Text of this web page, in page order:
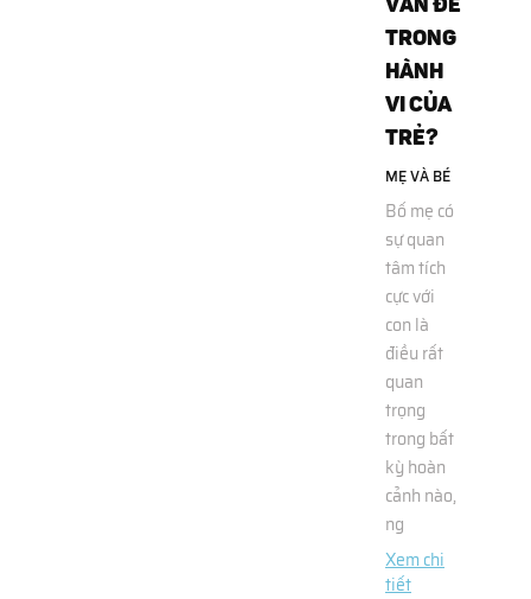
VẤN ĐỀ
TRONG
HÀNH
VI CỦA
TRẺ?
MẸ VÀ BÉ
Bố mẹ có
sự quan
tâm tích
cực với
con là
điều rất
quan
trọng
trong bất
kỳ hoàn
cảnh nào,
ng
Xem chi
tiết